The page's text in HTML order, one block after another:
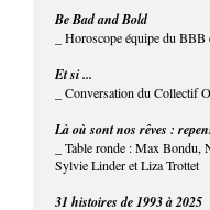
Be Bad and Bold
_ Horoscope équipe du
Et si ...
_ Conversation du Collectif
Là où sont nos rêves :
_ Table ronde : Max
Sylvie Linder et Liza Trottet
31 histoires de 1993 à 2025